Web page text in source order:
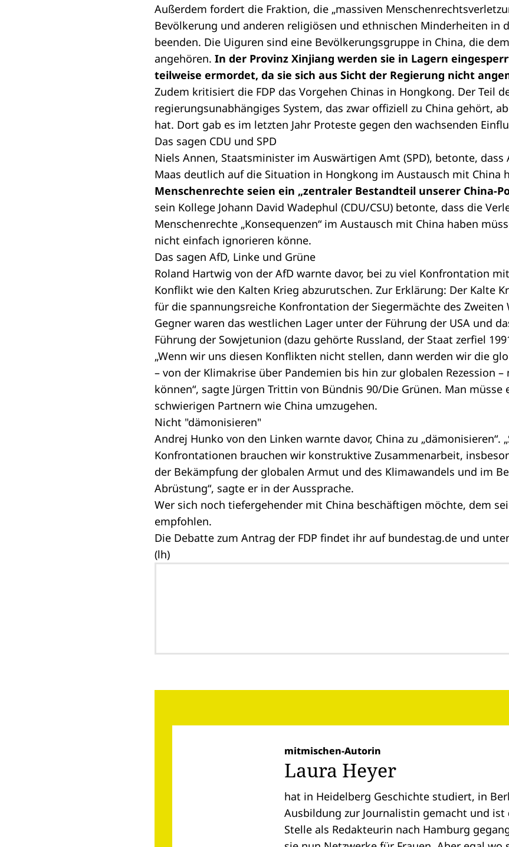
Außerdem fordert die Fraktion, die „massiven
Bevölkerung und anderen religiösen und ethnischen Minderheiten in
beenden. Die Uiguren sind eine Bevölkerungsgruppe in China, die
angehören. In der Provinz Xinjiang werden sie in Lagern
teilweise ermordet, da sie sich aus Sicht der Regierung nicht
Zudem kritisiert die FDP das Vorgehen Chinas in Hongkong. Der Teil
regierungsunabhängiges System, das zwar offiziell zu China gehört,
hat. Dort gab es im letzten Jahr Proteste gegen den wachsenden
Das sagen CDU und SPD
Niels Annen, Staatsminister im Auswärtigen Amt (SPD), betonte,
Maas deutlich auf die Situation in Hongkong im Austausch mit China
Menschenrechte seien ein „zentraler Bestandteil unserer China-
sein Kollege Johann David Wadephul (CDU/CSU) betonte, dass die
Menschenrechte „Konsequenzen“ im Austausch mit China haben
nicht einfach ignorieren könne.
Das sagen AfD, Linke und Grüne
Roland Hartwig von der AfD warnte davor, bei zu viel Konfrontation
Konflikt wie den Kalten Krieg abzurutschen. Zur Erklärung: Der Kalte
für die spannungsreiche Konfrontation der Siegermächte des Zweiten
Gegner waren das westlichen Lager unter der Führung der USA und
Führung der Sowjetunion (dazu gehörte Russland, der Staat zerfiel
„Wenn wir uns diesen Konflikten nicht stellen, dann werden wir die
– von der Klimakrise über Pandemien bis hin zur globalen Rezession
können“, sagte Jürgen Trittin von Bündnis 90/Die Grünen. Man
schwierigen Partnern wie China umzugehen.
Nicht "dämonisieren"
Andrej Hunko von den Linken warnte davor, China zu „dämonisieren“.
Konfrontationen brauchen wir konstruktive Zusammenarbeit,
der Bekämpfung der globalen Armut und des Klimawandels und im
Abrüstung“, sagte er in der Aussprache.
Wer sich noch tiefergehender mit China beschäftigen möchte, dem
empfohlen.
Die Debatte zum Antrag der FDP findet ihr auf bundestag.de und
(lh)
mitmischen-Autorin
Laura Heyer
hat in Heidelberg Geschichte studiert, in
Ausbildung zur Journalistin gemacht und
Stelle als Redakteurin nach Hamburg